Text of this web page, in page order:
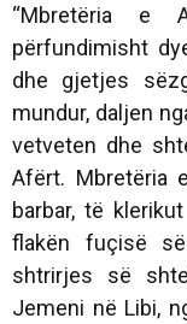
“Mbretëria e
përfundimisht
dhe gjetjes
mundur, daljen
vetveten dhe
Afërt. Mbretëria
barbar, të
flakën fuçisë
shtrirjes së
Jemeni në Libi,